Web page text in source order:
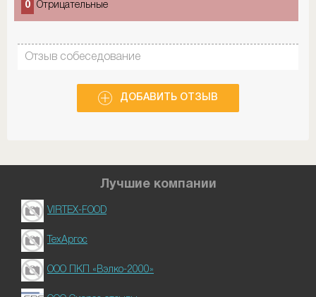
0 Отрицательные
Отзыв собеседование
ДОБАВИТЬ ОТЗЫВ
Лучшие компании
VIRTEX-FOOD
ТехАргос
ООО ПКП «Вэлко-2000»